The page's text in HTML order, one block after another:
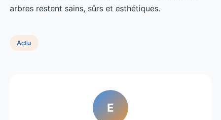
arbres restent sains, sûrs et esthétiques.
Actu
E